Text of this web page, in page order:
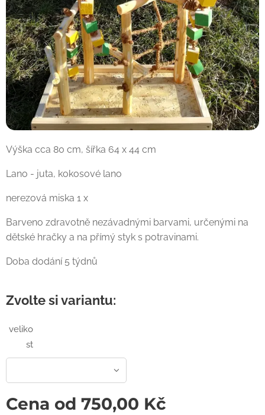
Výška cca 80 cm, šířka 64 x 44 cm
Lano - juta, kokosové lano
nerezová miska 1 x
Barveno zdravotně nezávadnými barvami, určenými na
dětské hračky a na přímý styk s potravinami.
Doba dodání 5 týdnů
Zvolte si variantu:
veliko
st
Cena od 750,00 Kč